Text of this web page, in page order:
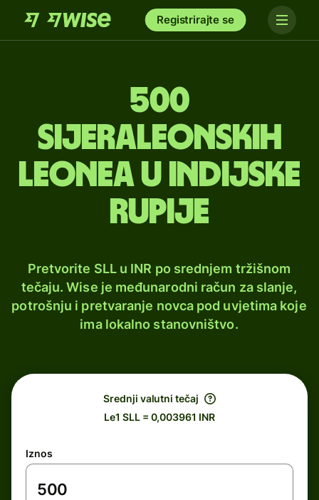
Registrirajte se
500
sijeraleonskih
leonea u indijske
rupije
Pretvorite SLL u INR po srednjem tržišnom
tečaju. Wise je međunarodni račun za slanje,
potrošnju i pretvaranje novca pod uvjetima koje
ima lokalno stanovništvo.
Srednji valutni tečaj
Le1 SLL = 0,003961 INR
Iznos